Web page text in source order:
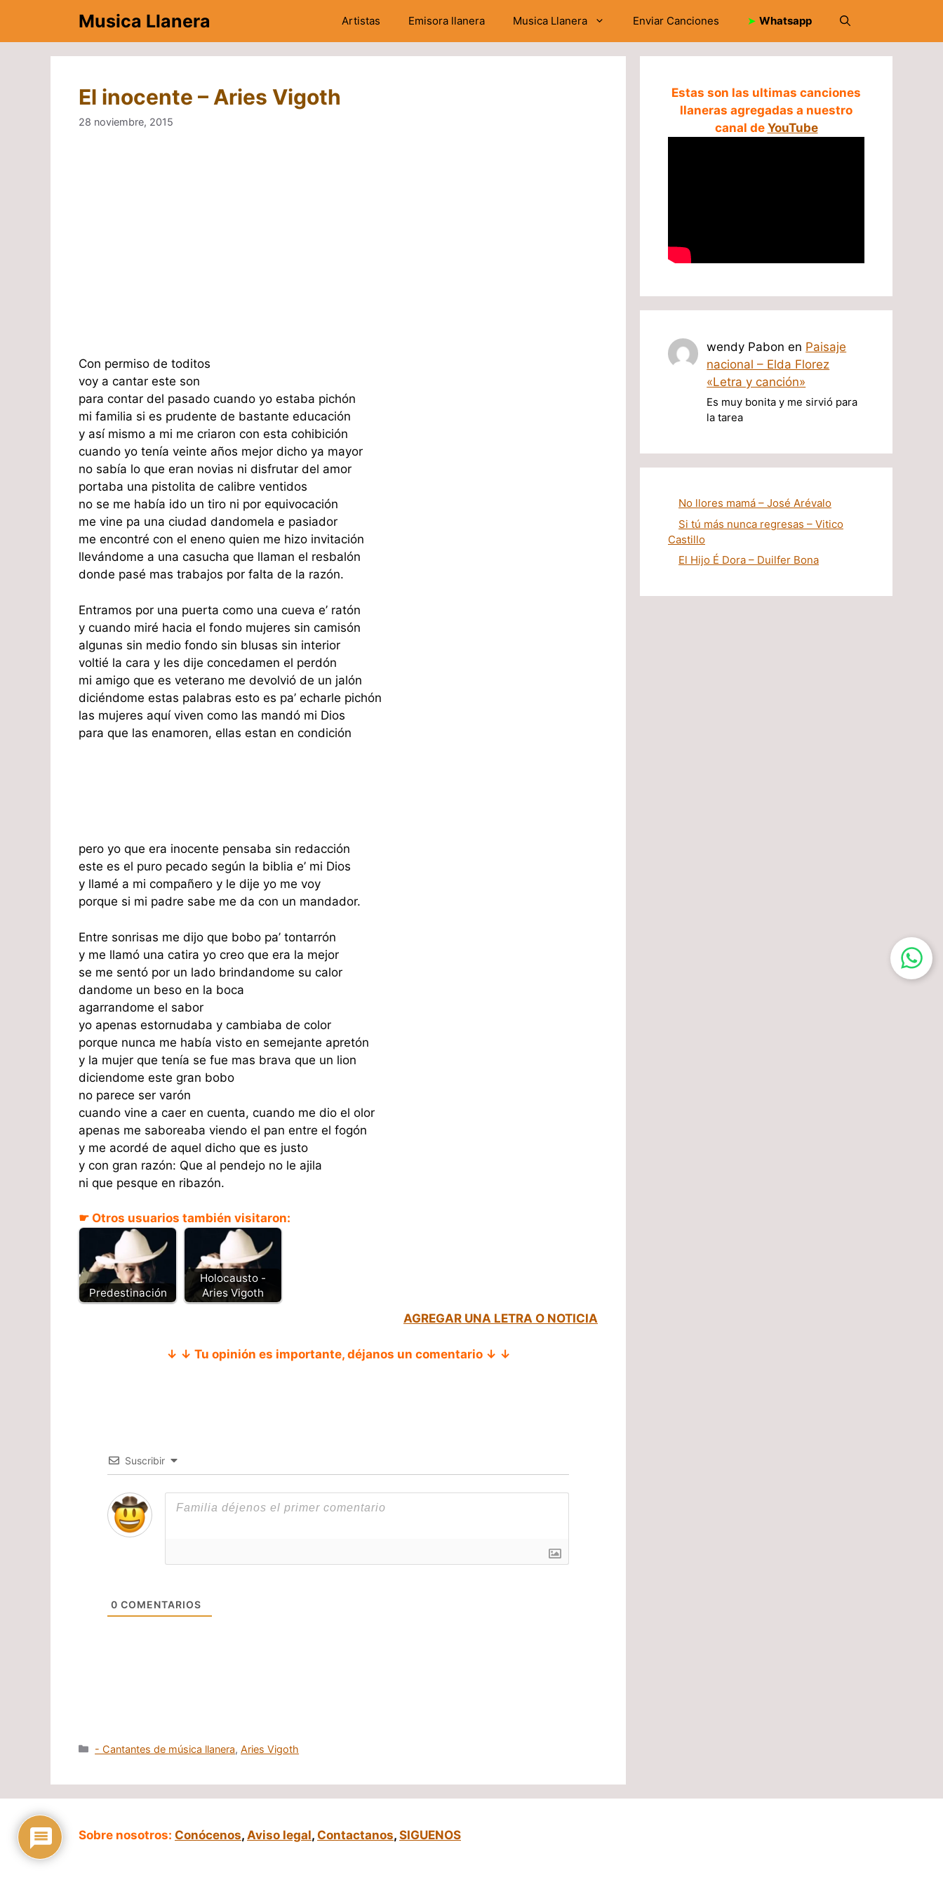
contenido
Musica Llanera Artistas Emisora llanera Musica Llanera Enviar Canciones ➤ Whatsapp
El inocente – Aries Vigoth
28 noviembre, 2015
Con permiso de toditos
voy a cantar este son
para contar del pasado cuando yo estaba pichón
mi familia si es prudente de bastante educación
y así mismo a mi me criaron con esta cohibición
cuando yo tenía veinte años mejor dicho ya mayor
no sabía lo que eran novias ni disfrutar del amor
portaba una pistolita de calibre ventidos
no se me había ido un tiro ni por equivocación
me vine pa una ciudad dandomela e pasiador
me encontré con el eneno quien me hizo invitación
llevándome a una casucha que llaman el resbalón
donde pasé mas trabajos por falta de la razón.
Entramos por una puerta como una cueva e’ ratón
y cuando miré hacia el fondo mujeres sin camisón
algunas sin medio fondo sin blusas sin interior
voltié la cara y les dije concedamen el perdón
mi amigo que es veterano me devolvió de un jalón
diciéndome estas palabras esto es pa’ echarle pichón
las mujeres aquí viven como las mandó mi Dios
para que las enamoren, ellas estan en condición
pero yo que era inocente pensaba sin redacción
este es el puro pecado según la biblia e’ mi Dios
y llamé a mi compañero y le dije yo me voy
porque si mi padre sabe me da con un mandador.
Entre sonrisas me dijo que bobo pa’ tontarrón
y me llamó una catira yo creo que era la mejor
se me sentó por un lado brindandome su calor
dandome un beso en la boca
agarrandome el sabor
yo apenas estornudaba y cambiaba de color
porque nunca me había visto en semejante apretón
y la mujer que tenía se fue mas brava que un lion
diciendome este gran bobo
no parece ser varón
cuando vine a caer en cuenta, cuando me dio el olor
apenas me saboreaba viendo el pan entre el fogón
y me acordé de aquel dicho que es justo
y con gran razón: Que al pendejo no le ajila
ni que pesque en ribazón.
☛ Otros usuarios también visitaron:
Predestinación
Holocausto -
Aries Vigoth
AGREGAR UNA LETRA O NOTICIA
↓ ↓ Tu opinión es importante, déjanos un comentario ↓ ↓
Suscribir
0 COMENTARIOS
Categorías
- Cantantes de música llanera,Aries Vigoth
Estas son las ultimas canciones
llaneras agregadas a nuestro
canal de YouTube
wendy Pabon en Paisaje
nacional – Elda Florez
«Letra y canción»
Es muy bonita y me sirvió para
la tarea
No llores mamá – José Arévalo
Si tú más nunca regresas – Vitico
Castillo
El Hijo É Dora – Duilfer Bona
Sobre nosotros: Conócenos, Aviso legal, Contactanos, SIGUENOS